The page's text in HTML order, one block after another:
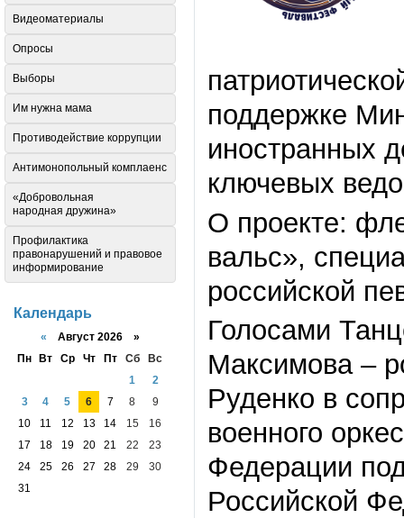
поддержке
иностранных
ключевых
О проекте:
вальс»,
российской
Голосами
Максимова –
Руденко в
военного
Федерации
Российской
Видеоматериалы
Опросы
Выборы
Им нужна мама
Противодействие коррупции
Антимонопольный комплаенс
«Добровольная
народная дружина»
Профилактика
правонарушений и правовое
информирование
Календарь
« Август 2026 »
Пн
Вт Ср Чт Пт Сб
Вс
1
2
3
4 5 6 7 8
9
10
11 12 13 14 15
16
17
18 19 20 21 22
23
24
25 26 27 28 29
30
31